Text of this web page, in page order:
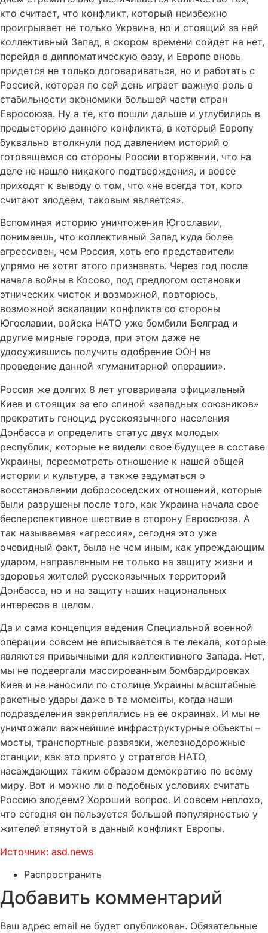
кто считает, что конфликт, который неизбежно
проигрывает не только Украина, но и стоящий за ней
коллективный Запад, в скором времени сойдет на нет,
перейдя в дипломатическую фазу, и Европе вновь
придется не только договариваться, но и работать с
Россией, которая по сей день играет важную роль в
стабильности экономики большей части стран
Евросоюза. Ну а те, кто пошли дальше и углубились в
предысторию данного конфликта, в который Европу
буквально втолкнули под давлением историй о
готовящемся со стороны России вторжении, что на
деле не нашло никакого подтверждения, и вовсе
приходят к выводу о том, что «не всегда тот, кого
считают злодеем, таковым является».
Вспоминая историю уничтожения Югославии,
понимаешь, что коллективный Запад куда более
агрессивен, чем Россия, хоть его представители
упрямо не хотят этого признавать. Через год после
начала войны в Косово, под предлогом остановки
этнических чисток и возможной, повторюсь,
возможной эскалации конфликта со стороны
Югославии, войска НАТО уже бомбили Белград и
другие мирные города, при этом даже не
удосужившись получить одобрение ООН на
проведение данной «гуманитарной операции».
Россия же долгих 8 лет уговаривала официальный
Киев и стоящих за его спиной «западных союзников»
прекратить геноцид русскоязычного населения
Донбасса и определить статус двух молодых
республик, которые не видели свое будущее в составе
Украины, пересмотреть отношение к нашей общей
истории и культуре, а также задуматься о
восстановлении добрососедских отношений, которые
были разрушены после того, как Украина начала свое
бесперспективное шествие в сторону Евросоюза. А
так называемая «агрессия», сегодня это уже
очевидный факт, была не чем иным, как упреждающим
ударом, направленным не только на защиту жизни и
здоровья жителей русскоязычных территорий
Донбасса, но и на защиту наших национальных
интересов в целом.
Да и сама концепция ведения Специальной военной
операции совсем не вписывается в те лекала, которые
являются привычными для коллективного Запада. Нет,
мы не подвергали массированным бомбардировках
Киев и не наносили по столице Украины масштабные
ракетные удары даже в те моменты, когда наши
подразделения закреплялись на ее окраинах. И мы не
уничтожали важнейшие инфраструктурные объекты –
мосты, транспортные развязки, железнодорожные
станции, как это приято у стратегов НАТО,
насаждающих таким образом демократию по всему
миру. Вот и можно ли в подобных условиях считать
Россию злодеем? Хороший вопрос. И совсем неплохо,
что сегодня он пользуется большой популярностью у
жителей втянутой в данный конфликт Европы.
Источник: asd.news
Распространить
Добавить комментарий
Ваш адрес email не будет опубликован. Обязательные